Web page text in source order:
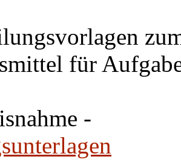
für
-